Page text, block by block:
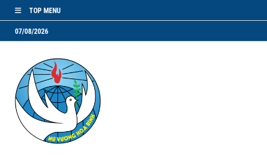
TOP MENU
07/08/2026